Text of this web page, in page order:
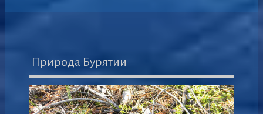
Природа Бурятии